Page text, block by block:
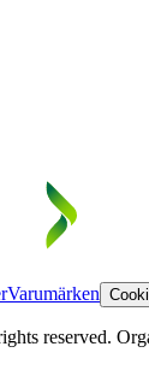
Varumärken
reserved.